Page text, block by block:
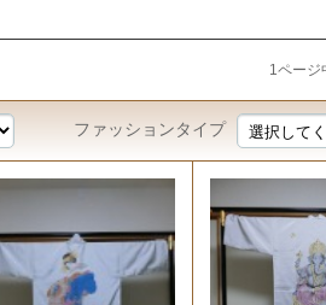
1ページ
ファッションタイプ